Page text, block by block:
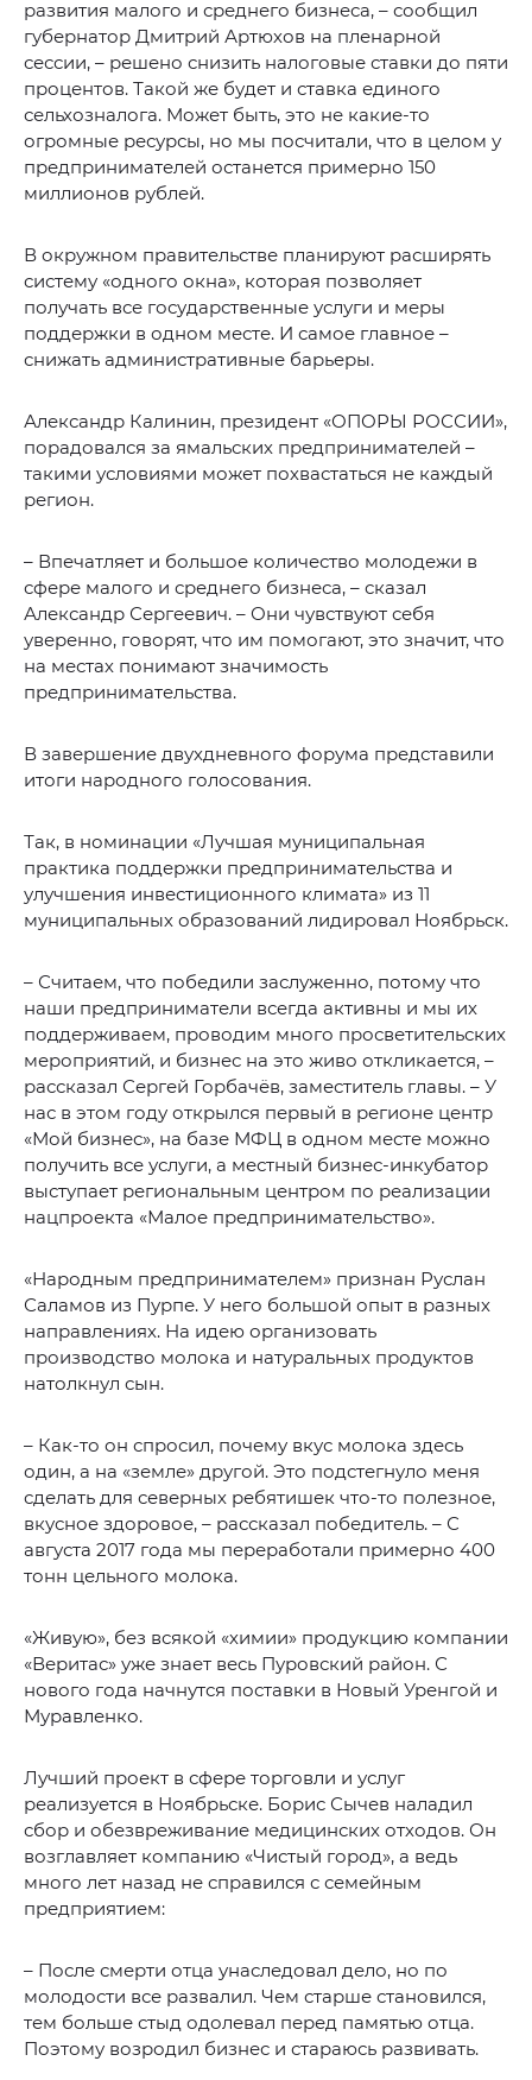
развития малого и среднего бизнеса, – сообщил
губернатор Дмитрий Артюхов на пленарной
сессии, – решено снизить налоговые ставки до пяти
процентов. Такой же будет и ставка единого
сельхозналога. Может быть, это не какие-то
огромные ресурсы, но мы посчитали, что в целом у
предпринимателей останется примерно 150
миллионов рублей.
В окружном правительстве планируют расширять
систему «одного окна», которая позволяет
получать все государственные услуги и меры
поддержки в одном месте. И самое главное –
снижать административные барьеры.
Александр Калинин, президент «ОПОРЫ РОССИИ»,
порадовался за ямальских предпринимателей –
такими условиями может похвастаться не каждый
регион.
– Впечатляет и большое количество молодежи в
сфере малого и среднего бизнеса, – сказал
Александр Сергеевич. – Они чувствуют себя
уверенно, говорят, что им помогают, это значит, что
на местах понимают значимость
предпринимательства.
В завершение двухдневного форума представили
итоги народного голосования.
Так, в номинации «Лучшая муниципальная
практика поддержки предпринимательства и
улучшения инвестиционного климата» из 11
муниципальных образований лидировал Ноябрьск.
– Считаем, что победили заслуженно, потому что
наши предприниматели всегда активны и мы их
поддерживаем, проводим много просветительских
мероприятий, и бизнес на это живо откликается, –
рассказал Сергей Горбачёв, заместитель главы. – У
нас в этом году открылся первый в регионе центр
«Мой бизнес», на базе МФЦ в одном месте можно
получить все услуги, а местный бизнес-инкубатор
выступает региональным центром по реализации
нацпроекта «Малое предпринимательство».
«Народным предпринимателем» признан Руслан
Саламов из Пурпе. У него большой опыт в разных
направлениях. На идею организовать
производство молока и натуральных продуктов
натолкнул сын.
– Как-то он спросил, почему вкус молока здесь
один, а на «земле» другой. Это подстегнуло меня
сделать для северных ребятишек что-то полезное,
вкусное здоровое, – рассказал победитель. – С
августа 2017 года мы переработали примерно 400
тонн цельного молока.
«Живую», без всякой «химии» продукцию компании
«Веритас» уже знает весь Пуровский район. С
нового года начнутся поставки в Новый Уренгой и
Муравленко.
Лучший проект в сфере торговли и услуг
реализуется в Ноябрьске. Борис Сычев наладил
сбор и обезвреживание медицинских отходов. Он
возглавляет компанию «Чистый город», а ведь
много лет назад не справился с семейным
предприятием:
– После смерти отца унаследовал дело, но по
молодости все развалил. Чем старше становился,
тем больше стыд одолевал перед памятью отца.
Поэтому возродил бизнес и стараюсь развивать.